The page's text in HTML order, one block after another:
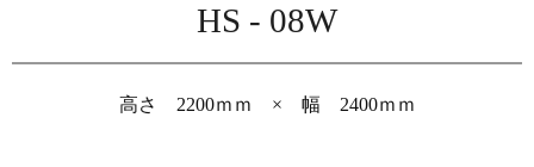
HS - 08W
高さ 2200ｍｍ × 幅 2400ｍｍ